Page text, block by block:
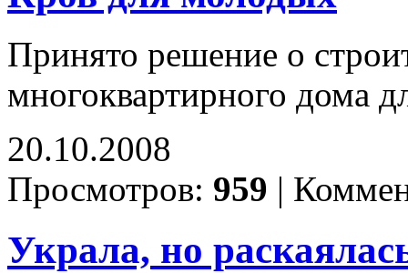
Принято решение о
многоквартирного дома
20.10.2008
Просмотров: 959 |
Украла, но